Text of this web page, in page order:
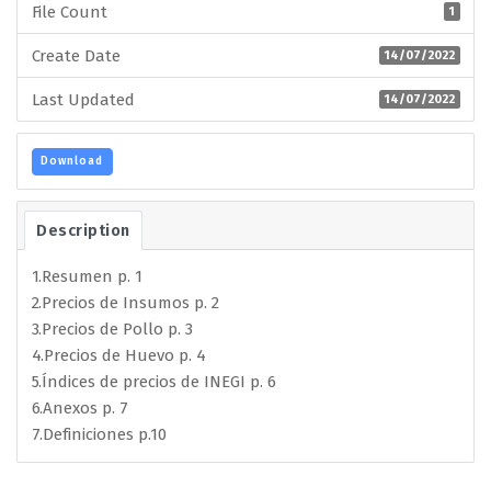
File Count 1
Create Date 14/07/2022
Last Updated 14/07/2022
Download
Description
1.Resumen p. 1
2.Precios de Insumos p. 2
3.Precios de Pollo p. 3
4.Precios de Huevo p. 4
5.Índices de precios de INEGI p. 6
6.Anexos p. 7
7.Definiciones p.10